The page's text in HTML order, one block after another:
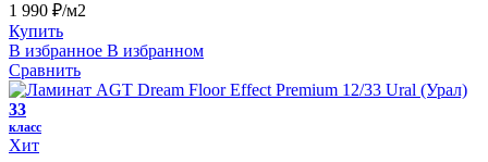
1 990 ₽/м2
Купить
В избранное В избранном
Сравнить
33
класс
Хит